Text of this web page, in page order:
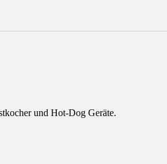
und Hot-Dog Geräte.